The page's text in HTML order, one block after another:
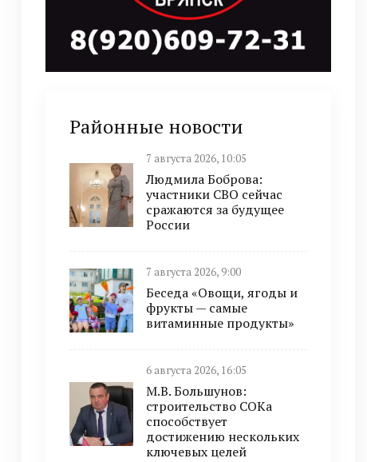
Районные новости
7 августа 2026, 10:05
Людмила Боброва:
участники СВО сейчас
сражаются за будущее
России
7 августа 2026, 9:00
Беседа «Овощи, ягоды и
фрукты — самые
витаминные продукты»
6 августа 2026, 16:05
М.В. Большунов:
строительство СОКа
способствует
достижению нескольких
ключевых целей